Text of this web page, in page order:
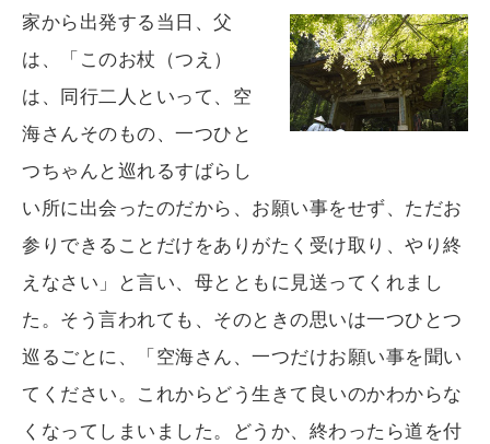
家から出発する当日、父
は、「このお杖（つえ）
は、同行二人といって、空
海さんそのもの、一つひと
つちゃんと巡れるすばらし
い所に出会ったのだから、お願い事をせず、ただお
参りできることだけをありがたく受け取り、やり終
えなさい」と言い、母とともに見送ってくれまし
た。そう言われても、そのときの思いは一つひとつ
巡るごとに、「空海さん、一つだけお願い事を聞い
てください。これからどう生きて良いのかわからな
くなってしまいました。どうか、終わったら道を付